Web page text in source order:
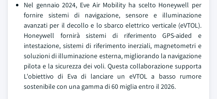
Nel gennaio 2024, Eve Air Mobility ha scelto Honeywell per
fornire sistemi di navigazione, sensore e illuminazione
avanzati per il decollo e lo sbarco elettrico verticale (eVTOL).
Honeywell fornirà sistemi di riferimento GPS-aided e
intestazione, sistemi di riferimento inerziali, magnetometri e
soluzioni di illuminazione esterna, migliorando la navigazione
pilota e la sicurezza dei voli. Questa collaborazione supporta
L'obiettivo di Eva di lanciare un eVTOL a basso rumore
sostenibile con una gamma di 60 miglia entro il 2026.